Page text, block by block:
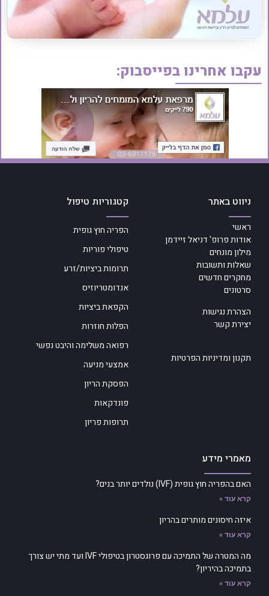
עקבו אחרינו בפייסבוק:
ניווט באתר
ראשי
אודות פרופ' דניאל זיידמן
מילון מונחים
שאלות ותשובות
מחקרים חדשים
סרטונים
הצהרת נגישות
יצירת קשר
תקנון ומדיניות הפרטיות
קטגוריות טיפול
הפריה חוץ גופית
טיפולי פוריות
תרומות ביציות/זרע
אנדומטריוזיס
הקפאת ביציות
הפלות חוזרות
רפואה משלימה והיבט נפשי
אמצעי מניעה
הפסקת הריון
פונדקאות
תרופות פריון
מאמרי מידע
האם בהפריה חוץ גופית (IVF) נולדים יותר בנים?
קרא עוד »
איזה חיסונים מותרים בהריון
קרא עוד »
מה המטרה של התמיכה עם פרוגסטרון בטיפולי IVF ועד מתי יש צורך
בתמיכה בהיריון?
קרא עוד »